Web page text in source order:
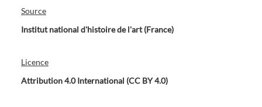
Source
Institut national d'histoire de l'art (France)
Licence
Attribution 4.0 International (CC BY 4.0)